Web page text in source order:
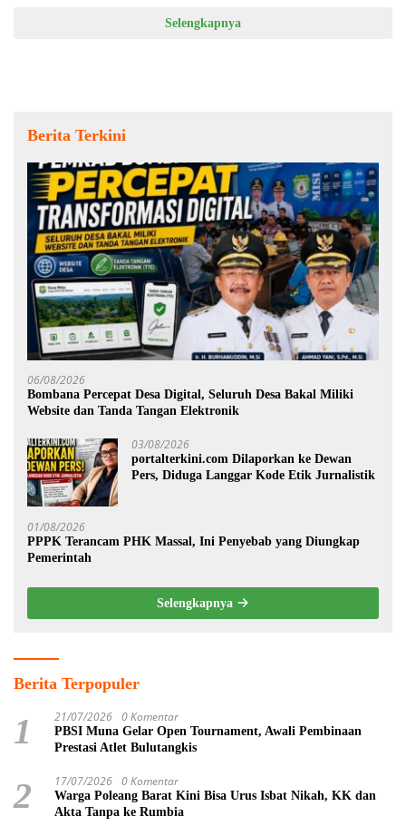
Selengkapnya
Berita Terkini
06/08/2026
Bombana Percepat Desa Digital, Seluruh Desa Bakal Miliki
Website dan Tanda Tangan Elektronik
03/08/2026
portalterkini.com Dilaporkan ke Dewan
Pers, Diduga Langgar Kode Etik Jurnalistik
01/08/2026
PPPK Terancam PHK Massal, Ini Penyebab yang Diungkap
Pemerintah
Selengkapnya
Berita Terpopuler
1 21/07/2026 0 Komentar
PBSI Muna Gelar Open Tournament, Awali Pembinaan
Prestasi Atlet Bulutangkis
2 17/07/2026 0 Komentar
Warga Poleang Barat Kini Bisa Urus Isbat Nikah, KK dan
Akta Tanpa ke Rumbia